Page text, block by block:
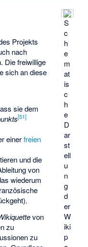
S
c
h
e
m
at
is
c
h
e
D
ar
st
ell
u
n
g
d
er
W
iki
p
Projekts
nach
Die freiwillige
sich an diese
sie dem
[51]
einerfreien
und die
von
wiederum
von
zu
zu